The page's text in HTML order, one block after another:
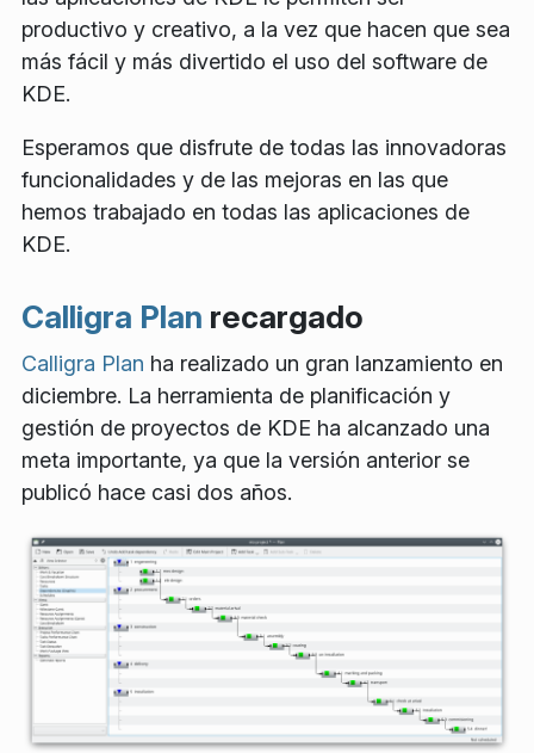
productivo y creativo, a la vez que hacen que sea
más fácil y más divertido el uso del software de
KDE.
Esperamos que disfrute de todas las innovadoras
funcionalidades y de las mejoras en las que
hemos trabajado en todas las aplicaciones de
KDE.
Calligra Plan recargado
Calligra Plan ha realizado un gran lanzamiento en
diciembre. La herramienta de planificación y
gestión de proyectos de KDE ha alcanzado una
meta importante, ya que la versión anterior se
publicó hace casi dos años.